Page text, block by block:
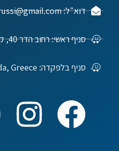
דוא"ל: idan.sarussi@gmail.com
סניף ראשי: רחוב הדר 40, קיסריה
סניף בלפקדה: Ioannou Mela 6 , Lefkáda, Greece